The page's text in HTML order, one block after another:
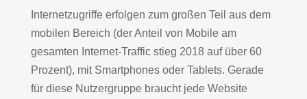
Internetzugriffe erfolgen zum großen Teil aus dem
mobilen Bereich (der Anteil von Mobile am
gesamten Internet-Traffic stieg 2018 auf über 60
Prozent), mit Smartphones oder Tablets. Gerade
für diese Nutzergruppe braucht jede Website